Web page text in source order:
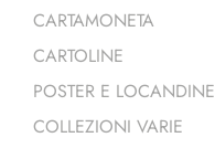
CARTAMONETA
CARTOLINE
POSTER E LOCANDINE
COLLEZIONI VARIE